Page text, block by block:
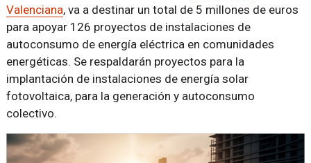
Valenciana, va a destinar un total de 5 millones de euros
para apoyar 126 proyectos de instalaciones de
autoconsumo de energía eléctrica en comunidades
energéticas. Se respaldarán proyectos para la
implantación de instalaciones de energía solar
fotovoltaica, para la generación y autoconsumo
colectivo.